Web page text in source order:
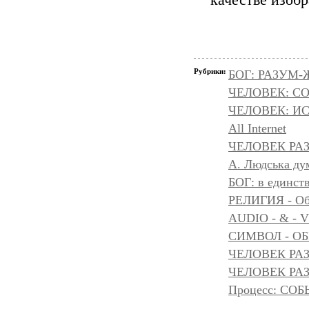
Рубрики: БОГ:
ЧЕЛОВЕК:
ЧЕЛОВЕК:
All Internet
ЧЕЛОВЕК
A. Людська
БОГ: в
РЕЛИГИЯ -
AUDIO - & -
СИМВОЛ -
ЧЕЛОВЕК
ЧЕЛОВЕК
Процесс: